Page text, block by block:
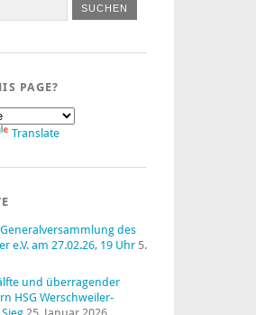
PAGE?
Translate
des
e.V. am 27.02.26, 19 Uhr 5.
und überragender
HSG Werschweiler-